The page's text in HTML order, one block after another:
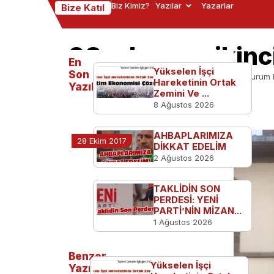
Bize Katıl Biz Kimiz? Yazılar Yazarlar
98 yıl sonra
Ana Sayfa TGB'den 98 yıl sonra ikinci Erzurum
28 Ekim 2017
En
Son
Yazılanlar
Yükselen İşçi
Hareketinin Ortak
Zemini Ve ...
8 Ağustos 2026
AHBAPLARIMIZA
DİKKAT EDELİM
2 Ağustos 2026
TAKLİDİN SON
PERDESİ: YENİ
PARTİ’NİN MİZAN...
1 Ağustos 2026
Benzer
Yazılar
Yükselen İşçi